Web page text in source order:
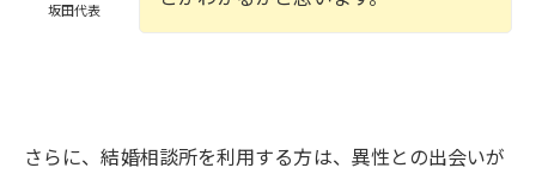
坂田代表
さらに、結婚相談所を利用する方は、異性との出会いが